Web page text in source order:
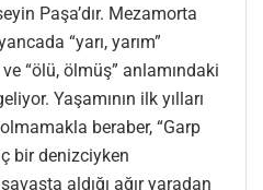
Paşa’dır. Mezamorta
“yarı, yarım”
“ölü, ölmüş” anlamındaki
Yaşamının ilk yılları
beraber, “Garp
bir denizciyken
aldığı ağır yaradan